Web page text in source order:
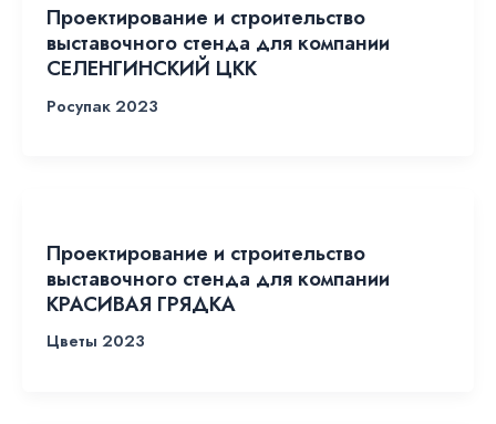
Проектирование и строительство
выставочного стенда для компании
СЕЛЕНГИНСКИЙ ЦКК
Росупак 2023
Проектирование и строительство
выставочного стенда для компании
КРАСИВАЯ ГРЯДКА
Цветы 2023